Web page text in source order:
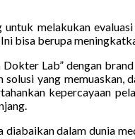
untuk melakukan
bisa berupa
Lab” dengan brand
yang
kepercayaan
diabaikan dalam dunia